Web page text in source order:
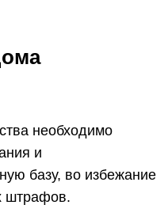
необходимо
и
базу, во избежание
штрафов.